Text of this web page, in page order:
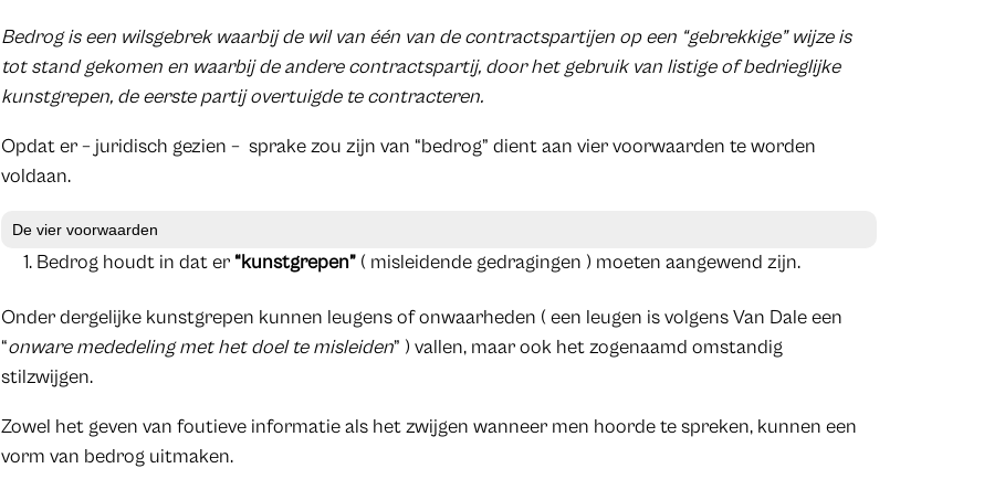
Bedrog is een wilsgebrek waarbij de wil van één van de contractspartijen op een “gebrekkige” wijze is
tot stand gekomen en waarbij de andere contractspartij, door het gebruik van listige of bedrieglijke
kunstgrepen, de eerste partij overtuigde te contracteren.
Opdat er – juridisch gezien – sprake zou zijn van “bedrog” dient aan vier voorwaarden te worden
voldaan.
De vier voorwaarden
Bedrog houdt in dat er “kunstgrepen”( misleidende gedragingen ) moeten aangewend zijn.
Onder dergelijke kunstgrepen kunnen leugens of onwaarheden ( een leugen is volgens Van Dale een
“onware mededeling met het doel te misleiden” ) vallen, maar ook het zogenaamd omstandig
stilzwijgen.
Zowel het geven van foutieve informatie als het zwijgen wanneer men hoorde te spreken, kunnen een
vorm van bedrog uitmaken.